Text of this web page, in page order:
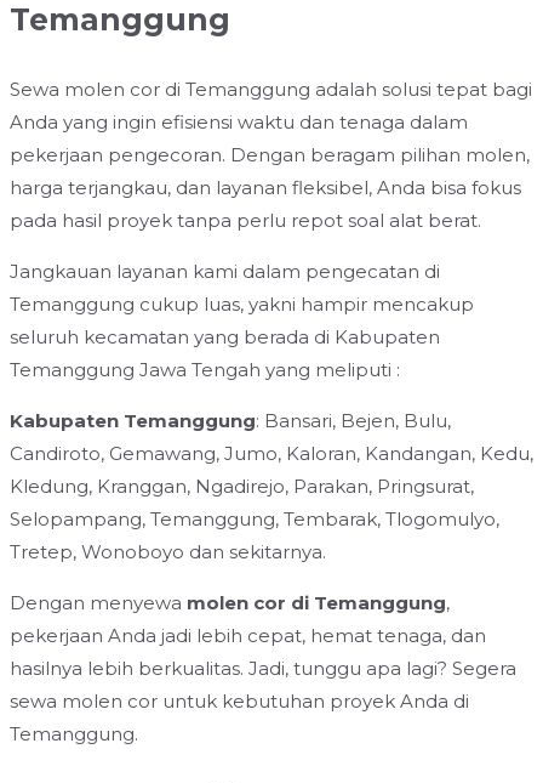
Temanggung
Sewa molen cor di Temanggung adalah solusi tepat bagi
Anda yang ingin efisiensi waktu dan tenaga dalam
pekerjaan pengecoran. Dengan beragam pilihan molen,
harga terjangkau, dan layanan fleksibel, Anda bisa fokus
pada hasil proyek tanpa perlu repot soal alat berat.
Jangkauan layanan kami dalam pengecatan di
Temanggung cukup luas, yakni hampir mencakup
seluruh kecamatan yang berada di Kabupaten
Temanggung Jawa Tengah yang meliputi :
Kabupaten Temanggung: Bansari, Bejen, Bulu,
Candiroto, Gemawang, Jumo, Kaloran, Kandangan, Kedu,
Kledung, Kranggan, Ngadirejo, Parakan, Pringsurat,
Selopampang, Temanggung, Tembarak, Tlogomulyo,
Tretep, Wonoboyo dan sekitarnya.
Dengan menyewa molen cor di Temanggung,
pekerjaan Anda jadi lebih cepat, hemat tenaga, dan
hasilnya lebih berkualitas. Jadi, tunggu apa lagi? Segera
sewa molen cor untuk kebutuhan proyek Anda di
Temanggung.